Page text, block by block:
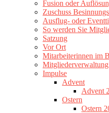
Fusion oder
Zuschuss
Ausflug- oder
So werden Sie
Satzung
Vor Ort
Mitarbeiterinnen im
Mitgliederverwaltung
Impulse
Advent
Advent
Ostern
Ostern